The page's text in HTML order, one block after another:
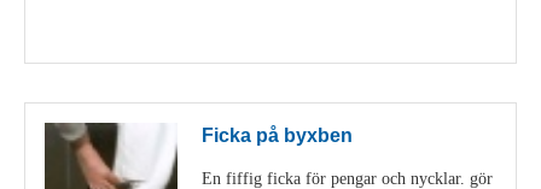
Ficka på byxben
En fiffig ficka för pengar och nycklar. gör